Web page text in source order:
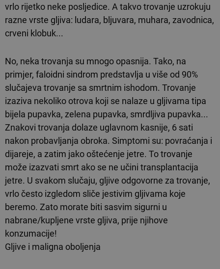
vrlo rijetko neke posljedice. A takvo trovanje uzrokuju
razne vrste gljiva: ludara, bljuvara, muhara, zavodnica,
crveni klobuk...
No, neka trovanja su mnogo opasnija. Tako, na
primjer, faloidni sindrom predstavlja u više od 90%
slučajeva trovanje sa smrtnim ishodom. Trovanje
izaziva nekoliko otrova koji se nalaze u gljivama tipa
bijela pupavka, zelena pupavka, smrdljiva pupavka...
Znakovi trovanja dolaze uglavnom kasnije, 6 sati
nakon probavljanja obroka. Simptomi su: povraćanja i
dijareje, a zatim jako oštećenje jetre. To trovanje
može izazvati smrt ako se ne učini transplantacija
jetre. U svakom slučaju, gljive odgovorne za trovanje,
vrlo često izgledom sliče jestivim gljivama koje
beremo. Zato morate biti sasvim sigurni u
nabrane/kupljene vrste gljiva, prije njihove
konzumacije!
Gljive i maligna oboljenja